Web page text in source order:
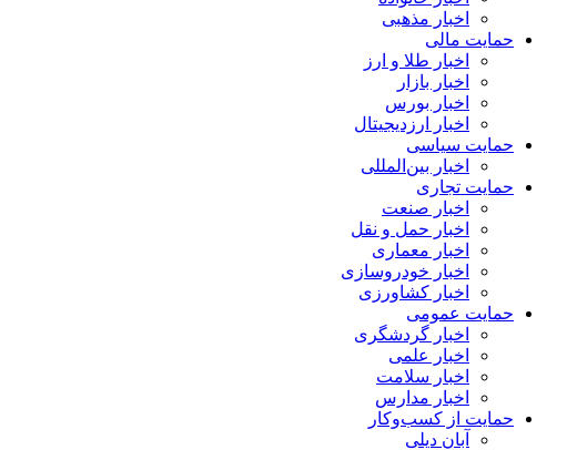
اخبار مذهبی
حمایت مالی
اخبار طلا و ارز
اخبار بازار
اخبار بورس
اخبار ارزدیجیتال
حمایت سیاسی
اخبار بین‌المللی
حمایت تجاری
اخبار صنعت
اخبار حمل و نقل
اخبار معماری
اخبار خودروسازی
اخبار کشاورزی
حمایت عمومی
اخبار گردشگری
اخبار علمی
اخبار سلامت
اخبار مدارس
حمایت از کسب‌وکار
آبان دیلی